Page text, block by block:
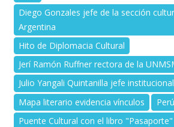
Diego Gonzales jefe de la sección
Argentina
Hito de Diplomacia Cultural
Jerí Ramón Ruffner rectora de la
Julio Yangali Quintanilla jefe
Mapa literario evidencia vínculos
Puente Cultural con el libro "Pasaporte"